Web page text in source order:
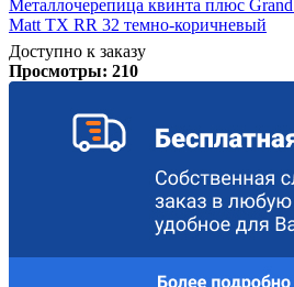
Металлочерепица квинта плюс
Matt TX RR 32 темно-коричневый
Доступно к заказу
Просмотры: 210